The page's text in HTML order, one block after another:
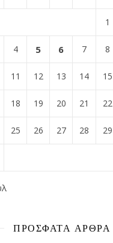
1
4 5 6 7 8
11 12 13 14 15
18 19 20 21 22
25 26 27 28 29
ΠΡΌΣΦΑΤΑ ΆΡΘΡΑ